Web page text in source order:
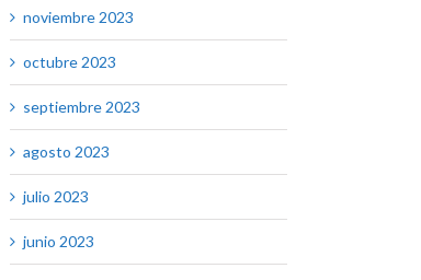
noviembre 2023
octubre 2023
septiembre 2023
agosto 2023
julio 2023
junio 2023